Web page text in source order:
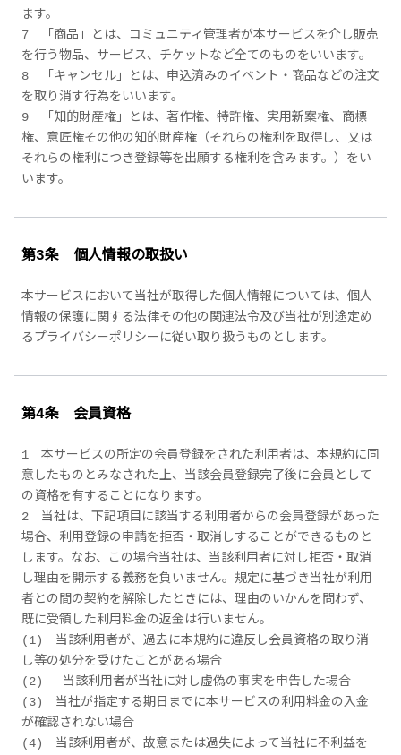
ます。
7 「商品」とは、コミュニティ管理者が本サービスを介し販売
を行う物品、サービス、チケットなど全てのものをいいます。
8 「キャンセル」とは、申込済みのイベント・商品などの注文
を取り消す行為をいいます。
9 「知的財産権」とは、著作権、特許権、実用新案権、商標
権、意匠権その他の知的財産権（それらの権利を取得し、又は
それらの権利につき登録等を出願する権利を含みます。）をい
います。
第3条 個人情報の取扱い
本サービスにおいて当社が取得した個人情報については、個人
情報の保護に関する法律その他の関連法令及び当社が別途定め
るプライバシーポリシーに従い取り扱うものとします。
第4条 会員資格
1 本サービスの所定の会員登録をされた利用者は、本規約に同
意したものとみなされた上、当該会員登録完了後に会員として
の資格を有することになります。
2 当社は、下記項目に該当する利用者からの会員登録があった
場合、利用登録の申請を拒否・取消しすることができるものと
します。なお、この場合当社は、当該利用者に対し拒否・取消
し理由を開示する義務を負いません。規定に基づき当社が利用
者との間の契約を解除したときには、理由のいかんを問わず、
既に受領した利用料金の返金は行いません。
(1) 当該利用者が、過去に本規約に違反し会員資格の取り消
し等の処分を受けたことがある場合
(2) 当該利用者が当社に対し虚偽の事実を申告した場合
(3) 当社が指定する期日までに本サービスの利用料金の入金
が確認されない場合
(4) 当該利用者が、故意または過失によって当社に不利益を